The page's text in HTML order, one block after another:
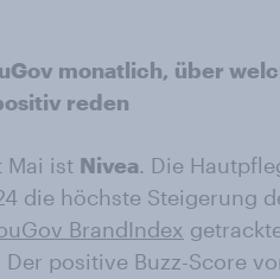
monatlich, über
reden
Mai ist Nivea. Die
die höchste Steigerung
BrandIndex
positive Buzz-Score